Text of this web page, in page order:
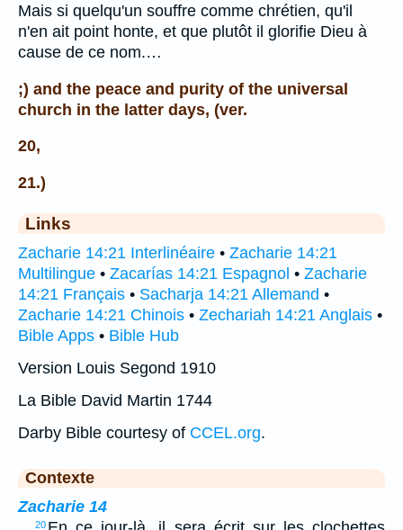
Mais si quelqu'un souffre comme chrétien, qu'il
n'en ait point honte, et que plutôt il glorifie Dieu à
cause de ce nom.…
;) and the peace and purity of the universal
church in the latter days, (ver.
20,
21.)
Links
Zacharie 14:21 Interlinéaire • Zacharie 14:21
Multilingue • Zacarías 14:21 Espagnol • Zacharie
14:21 Français • Sacharja 14:21 Allemand •
Zacharie 14:21 Chinois • Zechariah 14:21 Anglais •
Bible Apps • Bible Hub
Version Louis Segond 1910
La Bible David Martin 1744
Darby Bible courtesy of CCEL.org.
Contexte
Zacharie 14
20